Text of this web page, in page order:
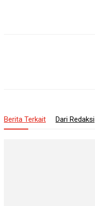
Berita Terkait Dari Redaksi